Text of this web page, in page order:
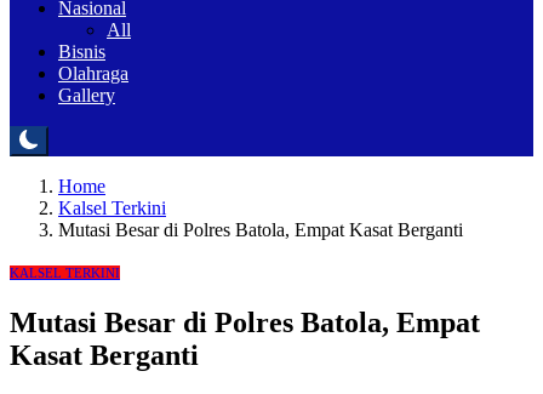
Nasional
All
Bisnis
Olahraga
Gallery
Home
Kalsel Terkini
Mutasi Besar di Polres Batola, Empat Kasat Berganti
KALSEL TERKINI
Mutasi Besar di Polres Batola, Empat
Kasat Berganti